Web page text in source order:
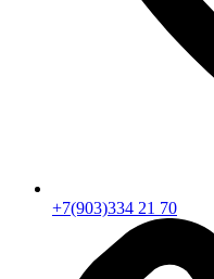
+7(903)334 21 70